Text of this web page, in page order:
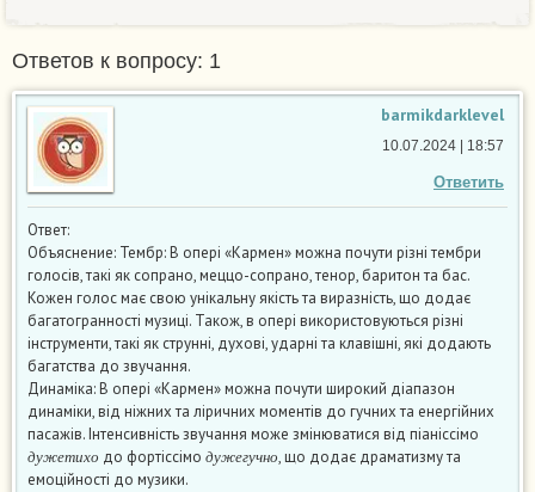
Ответов к вопросу: 1
barmikdarklevel
Ответить
10.07.2024 | 18:57
Ответ:
Объяснение: Тембр: В опері «Кармен» можна почути різні тембри
голосів, такі як сопрано, меццо-сопрано, тенор, баритон та бас.
Кожен голос має свою унікальну якість та виразність, що додає
багатогранності музиці. Також, в опері використовуються різні
інструменти, такі як струнні, духові, ударні та клавішні, які додають
багатства до звучання.
Динаміка: В опері «Кармен» можна почути широкий діапазон
динаміки, від ніжних та ліричних моментів до гучних та енергійних
пасажів. Інтенсивність звучання може змінюватися від піаніссімо
дужетихо
до фортіссімо
дуже гучно
, що додає драматизму та
емоційності до музики.